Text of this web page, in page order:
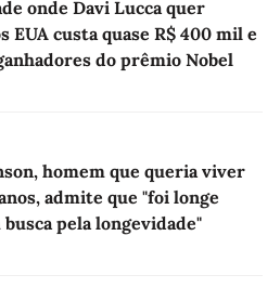
onde Davi Lucca quer
EUA custa quase R$ 400 mil e
do prêmio Nobel
homem que queria viver
admite que "foi longe
pela longevidade"